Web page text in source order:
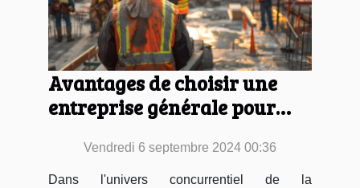
Avantages de choisir une
entreprise générale pour
Vendredi 6 septembre 2024 00:36
Dans l'univers concurrentiel de la